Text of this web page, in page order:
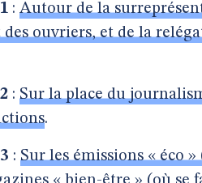
: Autour de la
ouvriers, et de la
: Sur la place du
.
: Sur les émissions « éco